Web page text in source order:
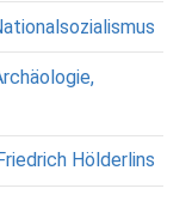
Hölderlins